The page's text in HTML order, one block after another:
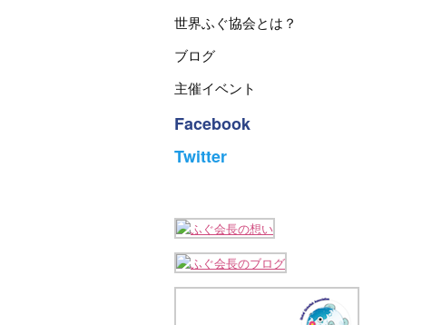
世界ふぐ協会とは？
ブログ
主催イベント
Facebook
Twitter